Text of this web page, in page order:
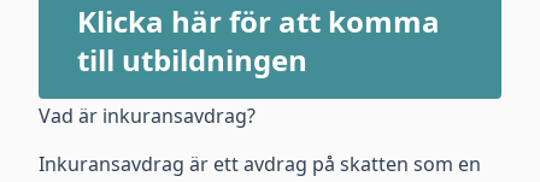
Klicka här för att komma
till utbildningen
Vad är inkuransavdrag?
Inkuransavdrag är ett avdrag på skatten som en